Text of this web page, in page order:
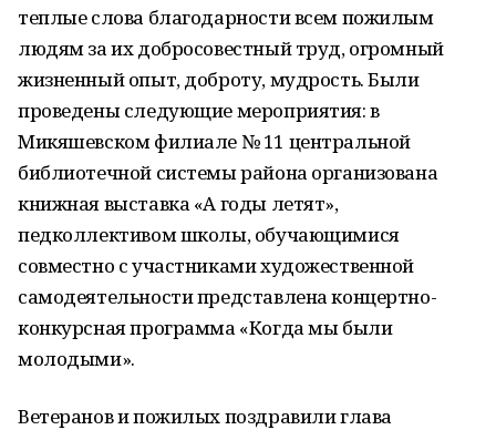
теплые слова благодарности всем пожилым
людям за их добросовестный труд, огромный
жизненный опыт, доброту, мудрость. Были
проведены следующие мероприятия: в
Микяшевском филиале № 11 центральной
библиотечной системы района организована
книжная выставка «А годы летят»,
педколлективом школы, обучающимися
совместно с участниками художественной
самодеятельности представлена концертно-
конкурсная программа «Когда мы были
молодыми».
Ветеранов и пожилых поздравили глава